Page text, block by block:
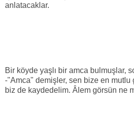
anlatacaklar.
Bir köyde yaşlı bir amca bulmuşlar,
-"Amca" demişler, sen bize en
biz de kaydedelim. Âlem görsün ne